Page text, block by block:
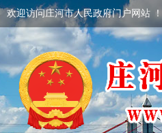
欢迎访问庄河市人民政府门户网站 ！